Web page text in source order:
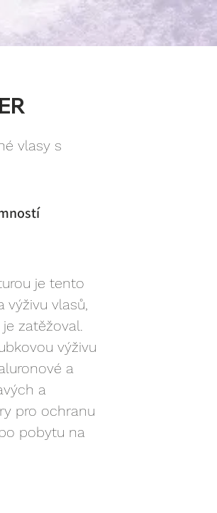
vlasy s
je tento
výživu vlasů,
zatěžoval.
výživu
a
a
pro ochranu
pobytu na